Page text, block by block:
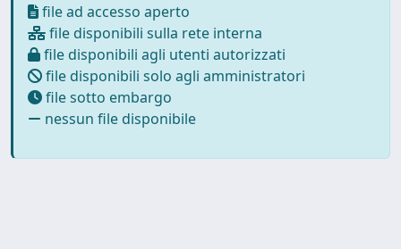
file ad accesso aperto
file disponibili sulla rete interna
file disponibili agli utenti autorizzati
file disponibili solo agli amministratori
file sotto embargo
nessun file disponibile